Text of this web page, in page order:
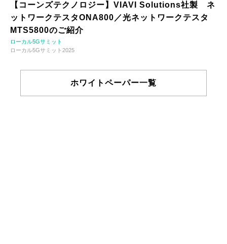
【コーンズテクノロジー】VIAVI Solutions社製 ネ
ットワークテスタONA800／光ネットワークテスタ
MTS5800のご紹介
ローカル5Gサミット
ローカル5Gサミット2025
ホワイトペーパー一覧